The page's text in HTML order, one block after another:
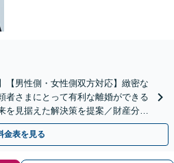
【男性側・女性側双方対応】緻密な
者さまにとって有利な離婚ができる
を見据えた解決策を提案／財産分
可】【休日・夜間相談可】
金表を見る